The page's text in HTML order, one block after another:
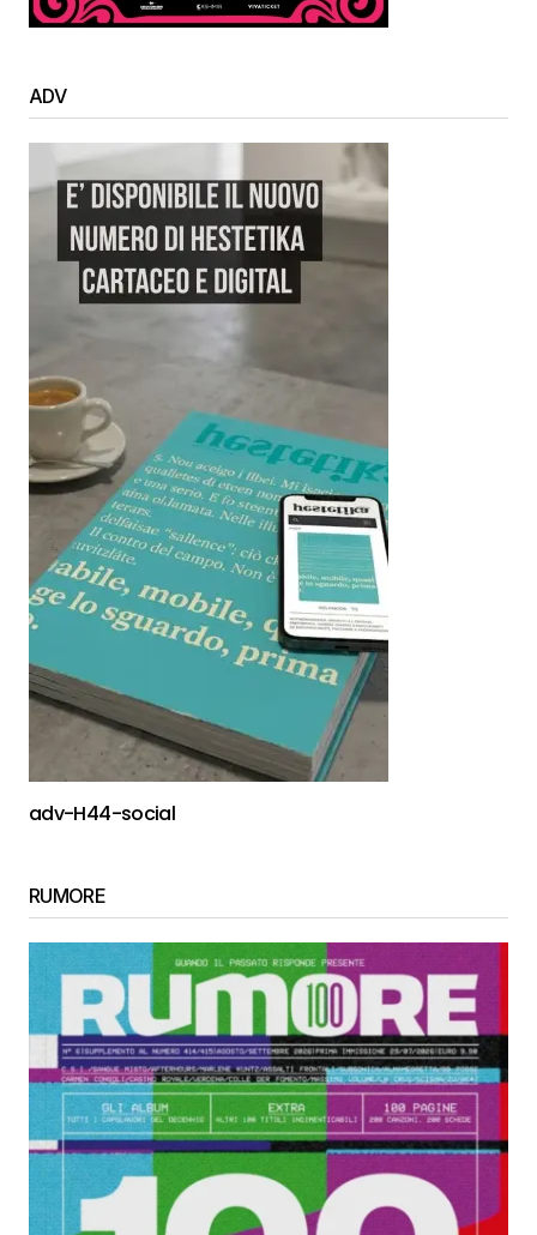
ADV
adv-H44-social
RUMORE